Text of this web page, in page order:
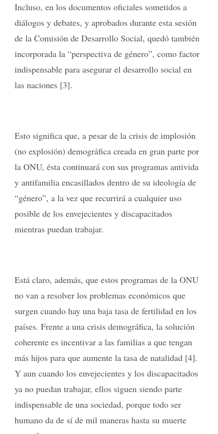
Incluso, en los documentos oficiales sometidos a
diálogos y debates, y aprobados durante esta sesión
de la Comisión de Desarrollo Social, quedó también
incorporada la “perspectiva de género”, como factor
indispensable para asegurar el desarrollo social en
las naciones [3].
Esto significa que, a pesar de la crisis de implosión
(no explosión) demográfica creada en gran parte por
la ONU, ésta continuará con sus programas antivida
y antifamilia encasillados dentro de su ideología de
“género”, a la vez que recurrirá a cualquier uso
posible de los envejecientes y discapacitados
mientras puedan trabajar.
Está claro, además, que estos programas de la ONU
no van a resolver los problemas económicos que
surgen cuando hay una baja tasa de fertilidad en los
países. Frente a una crisis demográfica, la solución
coherente es incentivar a las familias a que tengan
más hijos para que aumente la tasa de natalidad [4].
Y aun cuando los envejecientes y los discapacitados
ya no puedan trabajar, ellos siguen siendo parte
indispensable de una sociedad, porque todo ser
humano da de sí de mil maneras hasta su muerte